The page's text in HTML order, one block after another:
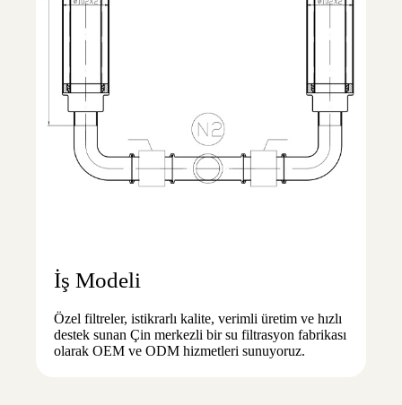
İş Modeli
Özel filtreler, istikrarlı kalite, verimli üretim ve hızlı
destek sunan Çin merkezli bir su filtrasyon fabrikası
olarak OEM ve ODM hizmetleri sunuyoruz.